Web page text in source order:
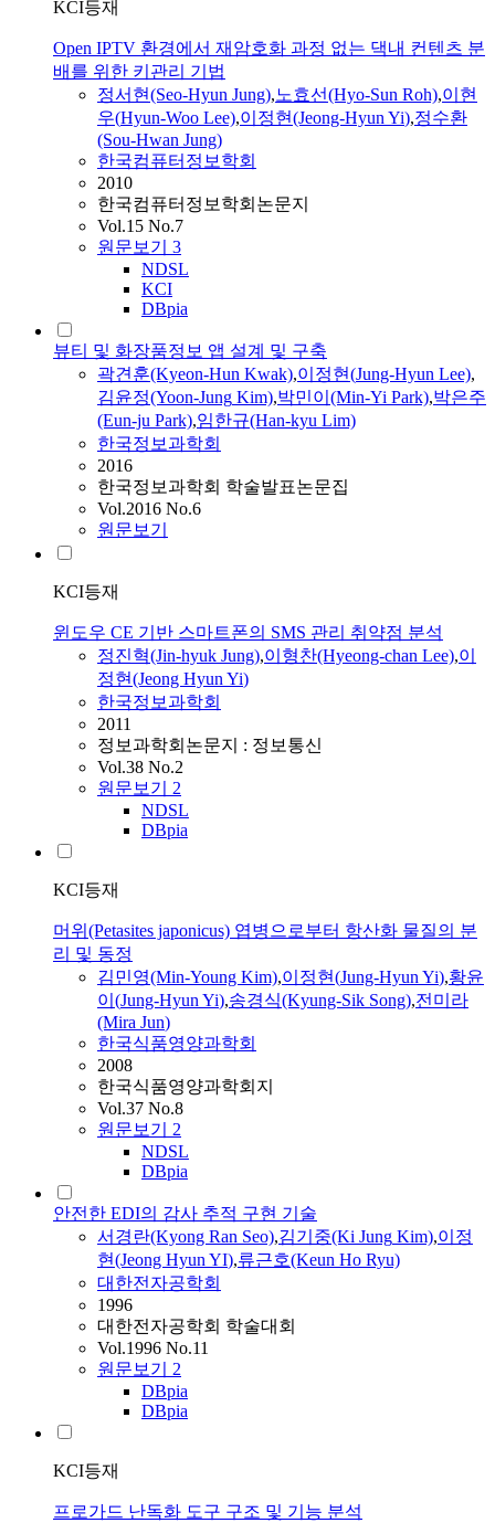
KCI등재
Open IPTV 환경에서 재암호화 과정 없는 댁내 컨텐츠 분
배를 위한 키관리 기법
정서현(Seo-Hyun Jung),노효선(Hyo-Sun Roh),이현
우(Hyun-Woo Lee),이정현(Jeong-HyunYi),정수환
(Sou-Hwan Jung)
한국컴퓨터정보학회
2010
한국컴퓨터정보학회논문지
Vol.15 No.7
원문보기 3
NDSL
KCI
DBpia
뷰티 및 화장품정보 앱 설계 및 구축
곽견훈(Kyeon-Hun Kwak),이정현(Jung-Hyun Lee),
김윤정(Yoon-Jung Kim),박민이(Min-Yi Park),박은주
(Eun-ju Park),임한규(Han-kyu Lim)
한국정보과학회
2016
한국정보과학회 학술발표논문집
Vol.2016 No.6
원문보기
KCI등재
윈도우 CE 기반 스마트폰의 SMS 관리 취약점 분석
정진혁(Jin-hyuk Jung),이형찬(Hyeong-chan Lee),이
정현(Jeong HyunYi)
한국정보과학회
2011
정보과학회논문지 : 정보통신
Vol.38 No.2
원문보기 2
NDSL
DBpia
KCI등재
머위(Petasites japonicus) 엽병으로부터 항산화 물질의 분
리 및 동정
김민영(Min-Young Kim),이정현(Jung-HyunYi),황윤
이(Jung-HyunYi),송경식(Kyung-Sik Song),전미라
(Mira Jun)
한국식품영양과학회
2008
한국식품영양과학회지
Vol.37 No.8
원문보기 2
NDSL
DBpia
안전한 EDI의 감사 추적 구현 기술
서경란(Kyong Ran Seo),김기중(Ki Jung Kim),이정
현(Jeong HyunYI),류근호(Keun Ho Ryu)
대한전자공학회
1996
대한전자공학회 학술대회
Vol.1996 No.11
원문보기 2
DBpia
DBpia
KCI등재
프로가드 난독화 도구 구조 및 기능 분석